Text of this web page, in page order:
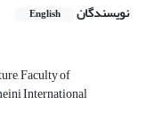
نویسندگان English
Faculty of
International